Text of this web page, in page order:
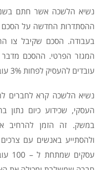
ההסתדרות החדשה על הסכם
בעבודה. הסכם שקיבל צו
עובדים להעסיק לפחות 3% עובדים עם מוגבלויות.
נשיא הלשכה קרא לחברים
העסקי, שכידוע כיום נתון
במשק. זה הזמן להרחיב
ולהסתייע באנשים עם